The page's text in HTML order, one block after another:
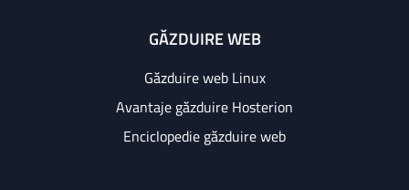
GĂZDUIRE WEB
Găzduire web Linux
Avantaje găzduire Hosterion
Enciclopedie găzduire web